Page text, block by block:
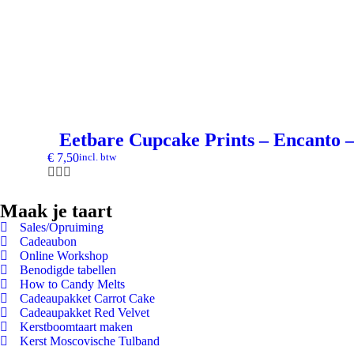
Eetbare Cupcake Prints – Encanto
€ 7,50incl. btw
Maak je taart
Sales/Opruiming
Cadeaubon
Online Workshop
Benodigde tabellen
How to Candy Melts
Cadeaupakket Carrot Cake
Cadeaupakket Red Velvet
Kerstboomtaart maken
Kerst Moscovische Tulband